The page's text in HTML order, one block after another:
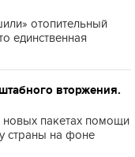
отопительный
единственная
вторжения.
пакетах помощи
страны на фоне